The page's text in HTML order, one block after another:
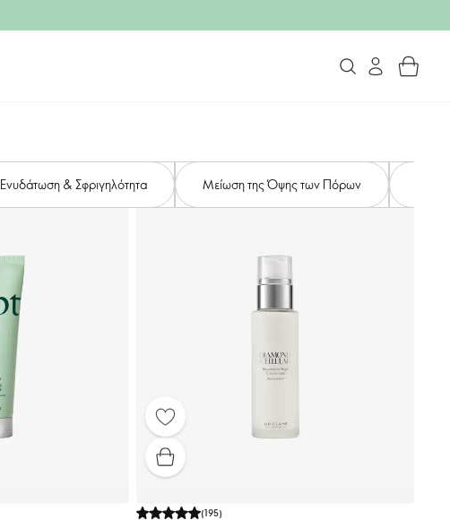
Ενυδάτωση & Σφριγηλότητα Μείωση της Όψης των Πόρων
(195)